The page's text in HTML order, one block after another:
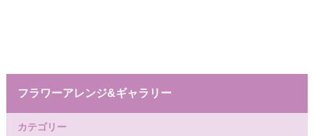
フラワーアレンジ&ギャラリー
カテゴリー